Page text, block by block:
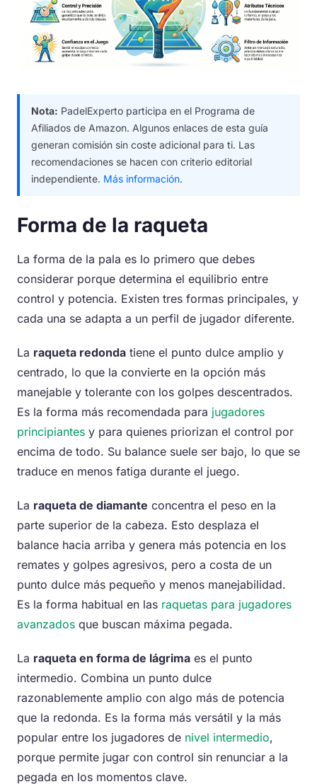
Nota: PadelExperto participa en el Programa de
Afiliados de Amazon. Algunos enlaces de esta guía
generan comisión sin coste adicional para ti. Las
recomendaciones se hacen con criterio editorial
independiente. Más información.
Forma de la raqueta
La forma de la pala es lo primero que debes
considerar porque determina el equilibrio entre
control y potencia. Existen tres formas principales, y
cada una se adapta a un perfil de jugador diferente.
La raqueta redonda tiene el punto dulce amplio y
centrado, lo que la convierte en la opción más
manejable y tolerante con los golpes descentrados.
Es la forma más recomendada para jugadores
principiantes y para quienes priorizan el control por
encima de todo. Su balance suele ser bajo, lo que se
traduce en menos fatiga durante el juego.
La raqueta de diamante concentra el peso en la
parte superior de la cabeza. Esto desplaza el
balance hacia arriba y genera más potencia en los
remates y golpes agresivos, pero a costa de un
punto dulce más pequeño y menos manejabilidad.
Es la forma habitual en las raquetas para jugadores
avanzados que buscan máxima pegada.
La raqueta en forma de lágrima es el punto
intermedio. Combina un punto dulce
razonablemente amplio con algo más de potencia
que la redonda. Es la forma más versátil y la más
popular entre los jugadores de nivel intermedio,
porque permite jugar con control sin renunciar a la
pegada en los momentos clave.